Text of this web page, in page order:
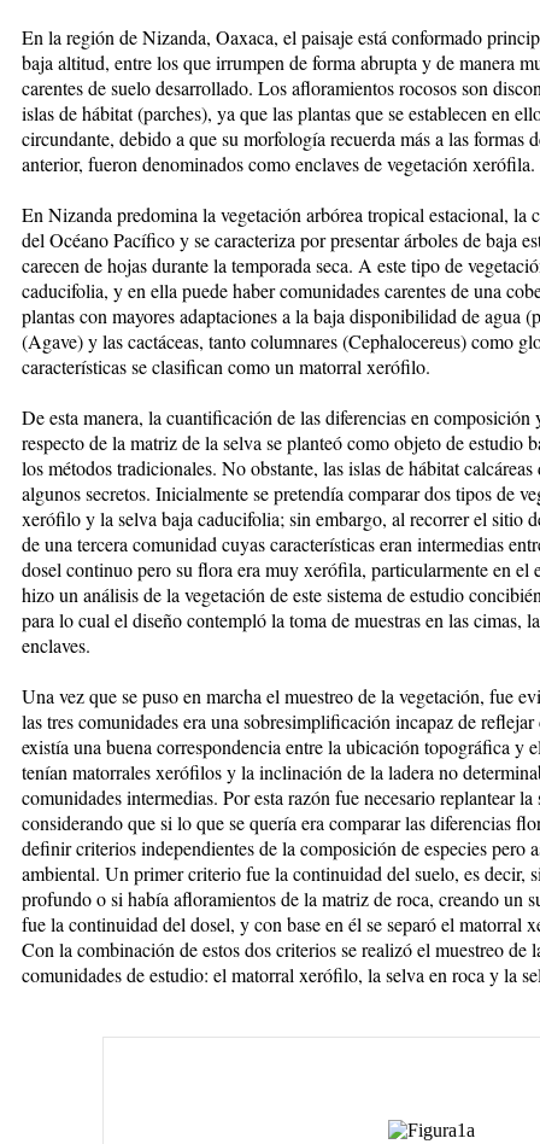
En la región de Nizanda, Oaxaca, el paisaje está conformado
baja altitud, entre los que irrumpen de forma abrupta y de manera
carentes de suelo desarrollado. Los afloramientos rocosos son
islas de hábitat (parches), ya que las plantas que se establecen en
circundante, debido a que su morfología recuerda más a las formas
anterior, fueron denominados como enclaves de vegetación xerófila.
En Nizanda predomina la vegetación arbórea tropical estacional, la
del Océano Pacífico y se caracteriza por presentar árboles de baja
carecen de hojas durante la temporada seca. A este tipo de
caducifolia, y en ella puede haber comunidades carentes de una
plantas con mayores adaptaciones a la baja disponibilidad de agua
(Agave) y las cactáceas, tanto columnares (Cephalocereus) como
características se clasifican como un matorral xerófilo.
De esta manera, la cuantificación de las diferencias en
respecto de la matriz de la selva se planteó como objeto de estudio
los métodos tradicionales. No obstante, las islas de hábitat
algunos secretos. Inicialmente se pretendía comparar dos tipos de
xerófilo y la selva baja caducifolia; sin embargo, al recorrer el sitio
de una tercera comunidad cuyas características eran intermedias
dosel continuo pero su flora era muy xerófila, particularmente en el
hizo un análisis de la vegetación de este sistema de estudio
para lo cual el diseño contempló la toma de muestras en las cimas,
enclaves.
Una vez que se puso en marcha el muestreo de la vegetación, fue
las tres comunidades era una sobresimplificación incapaz de
existía una buena correspondencia entre la ubicación topográfica y
tenían matorrales xerófilos y la inclinación de la ladera no
comunidades intermedias. Por esta razón fue necesario replantear
considerando que si lo que se quería era comparar las diferencias
definir criterios independientes de la composición de especies pero
ambiental. Un primer criterio fue la continuidad del suelo, es decir,
profundo o si había afloramientos de la matriz de roca, creando un
fue la continuidad del dosel, y con base en él se separó el matorral
Con la combinación de estos dos criterios se realizó el muestreo de
comunidades de estudio: el matorral xerófilo, la selva en roca y la